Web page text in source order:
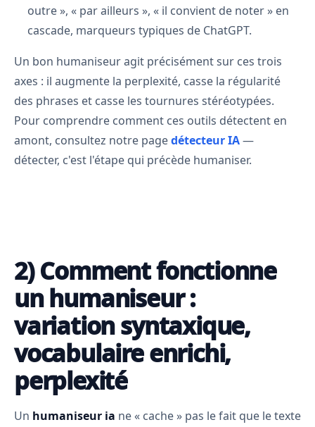
outre », « par ailleurs », « il convient de noter » en
cascade, marqueurs typiques de ChatGPT.
Un bon humaniseur agit précisément sur ces trois
axes : il augmente la perplexité, casse la régularité
des phrases et casse les tournures stéréotypées.
Pour comprendre comment ces outils détectent en
amont, consultez notre pagedétecteur IA—
détecter, c'est l'étape qui précède humaniser.
2) Comment fonctionne
un humaniseur :
variation syntaxique,
vocabulaire enrichi,
perplexité
Un humaniseur ia ne « cache » pas le fait que le texte